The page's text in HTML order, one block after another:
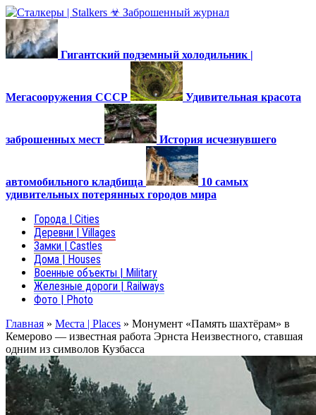
Гигантский подземный холодильник |
Мегасооружения СССР Удивительная красота
заброшенных мест История исчезнувшего
автомобильного кладбища
10 самых
удивительных потерянных городов мира
Города | Cities
Деревни | Villages
Замки | Castles
Дома | Houses
Военные объекты | Military
Железные дороги | Railways
Фото | Photo
Главная » Места | Places » Монумент «Память шахтёрам» в
Кемерово — известная работа Эрнста Неизвестного, ставшая
одним из символов Кузбасса